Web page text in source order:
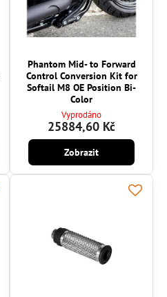
Phantom Mid- to Forward
Control Conversion Kit for
Softail M8 OE Position Bi-
Color
Vyprodáno
25884,60 Kč
Zobrazit